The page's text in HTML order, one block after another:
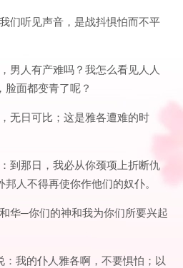
们听见声音，是战抖惧怕而不平
男人有产难吗？我怎么看见人人
脸面都变青了呢？
无日可比；这是雅各遭难的时
到那日，我必从你颈项上折断仇
人不得再使你作他们的奴仆。
华─你们的神和我为你们所要兴起
：我的仆人雅各啊，不要惧怕；以